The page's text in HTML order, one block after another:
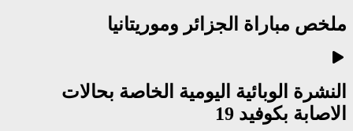
ملخص مباراة الجزائر وموريتانيا
النشرة الوبائية اليومية الخاصة بحالات
الاصابة بكوفيد 19